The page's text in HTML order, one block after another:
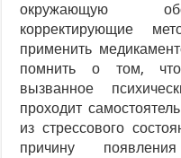
окружающую
корректирующие
применить
помнить о том, что
вызванное
проходит
из стрессового
причину